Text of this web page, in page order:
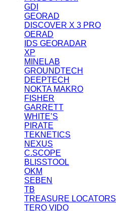
GDI
GEORAD
DISCOVER X 3 PRO
OERAD
IDS GEORADAR
XP
MINELAB
GROUNDTECH
DEEPTECH
NOKTA MAKRO
FISHER
GARRETT
WHITE’S
PIRATE
TEKNETICS
NEXUS
C.SCOPE
BLISSTOOL
OKM
SEBEN
TB
TREASURE LOCATORS
TERO VIDO